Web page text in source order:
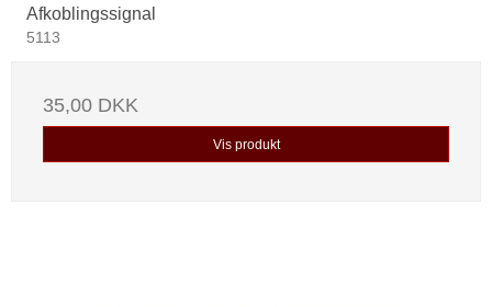
Afkoblingssignal
5113
35,00 DKK
Vis produkt